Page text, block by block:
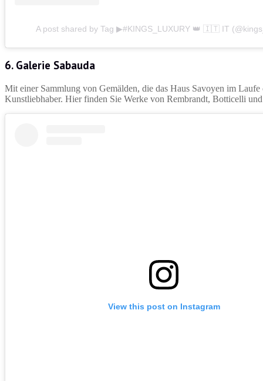
A post shared by Tag ▶#KINGS_LUXURY 👑 🇮🇹 IT
6. Galerie Sabauda
Mit einer Sammlung von Gemälden, die das Haus Savoyen im
Kunstliebhaber. Hier finden Sie Werke von Rembrandt, Botticelli
View this post on Instagram